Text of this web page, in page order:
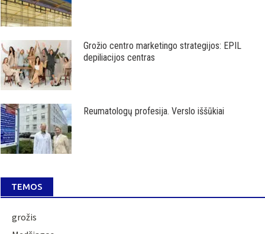
Grožio centro marketingo strategijos: EPIL
depiliacijos centras
Reumatologų profesija. Verslo iššūkiai
TEMOS
grožis